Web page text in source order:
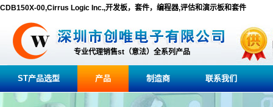
CDB150X-00,Cirrus Logic Inc.,开发板，套件，编程器,评估和演示板和套件
专业代理销售st（意法）全系列产品
ST产品选型 产品 制造商 联系我们